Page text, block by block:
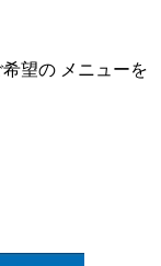
望の メニューを